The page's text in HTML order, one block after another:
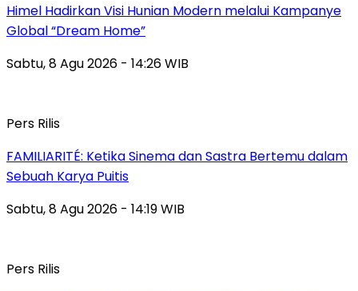
Himel Hadirkan Visi Hunian Modern melalui Kampanye
Global “Dream Home”
Sabtu, 8 Agu 2026 - 14:26 WIB
Pers Rilis
FAMILIARITÉ: Ketika Sinema dan Sastra Bertemu dalam
Sebuah Karya Puitis
Sabtu, 8 Agu 2026 - 14:19 WIB
Pers Rilis